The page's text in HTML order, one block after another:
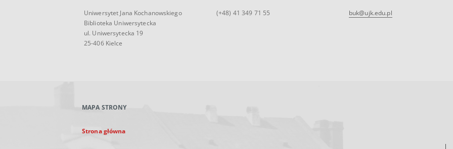
Uniwersytet Jana Kochanowskiego
Biblioteka Uniwersytecka
ul. Uniwersytecka 19
25-406 Kielce
(+48) 41 349 71 55 buk@ujk.edu.pl
MAPA STRONY
Strona główna